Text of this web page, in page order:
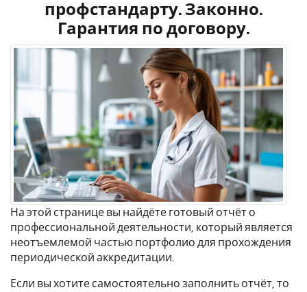
профстандарту. Законно.
Гарантия по договору.
На этой странице вы найдёте готовый отчёт о
профессиональной деятельности, который является
неотъемлемой частью портфолио для прохождения
периодической аккредитации.
Если вы хотите самостоятельно заполнить отчёт, то